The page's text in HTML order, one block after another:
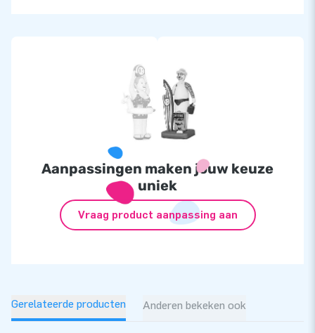
Aanpassingen maken jouw keuze
uniek
Vraag product aanpassing aan
Gerelateerde producten Anderen bekeken ook